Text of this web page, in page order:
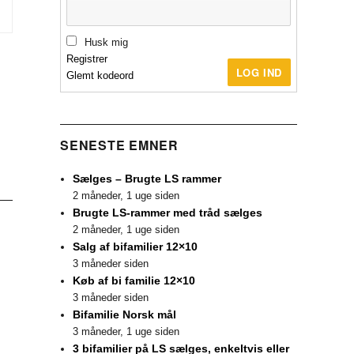
Husk mig
LOG IND
Registrer
Glemt kodeord
SENESTE EMNER
Sælges – Brugte LS rammer
2 måneder, 1 uge siden
Brugte LS-rammer med tråd sælges
2 måneder, 1 uge siden
Salg af bifamilier 12×10
3 måneder siden
Køb af bi familie 12×10
3 måneder siden
Bifamilie Norsk mål
3 måneder, 1 uge siden
3 bifamilier på LS sælges, enkeltvis eller